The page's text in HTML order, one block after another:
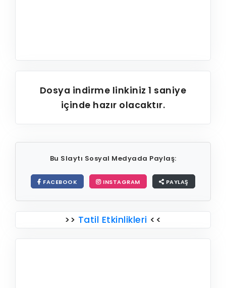
Dosya indirme linkiniz1 saniye
içinde hazır olacaktır.
Bu Slaytı Sosyal Medyada Paylaş:
FACEBOOK INSTAGRAM PAYLAŞ
>> Tatil Etkinlikleri <<